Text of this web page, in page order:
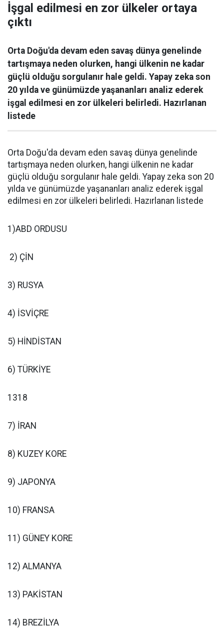
İşgal edilmesi en zor ülkeler ortaya
çıktı
Orta Doğu'da devam eden savaş dünya genelinde
tartışmaya neden olurken, hangi ülkenin ne kadar
güçlü olduğu sorgulanır hale geldi. Yapay zeka son
20 yılda ve günümüzde yaşananları analiz ederek
işgal edilmesi en zor ülkeleri belirledi. Hazırlanan
listede
Orta Doğu'da devam eden savaş dünya genelinde
tartışmaya neden olurken, hangi ülkenin ne kadar
güçlü olduğu sorgulanır hale geldi. Yapay zeka son 20
yılda ve günümüzde yaşananları analiz ederek işgal
edilmesi en zor ülkeleri belirledi. Hazırlanan listede
1)ABD ORDUSU
2) ÇİN
3) RUSYA
4) İSVİÇRE
5) HİNDİSTAN
6) TÜRKİYE
1318
7) İRAN
8) KUZEY KORE
9) JAPONYA
10) FRANSA
11) GÜNEY KORE
12) ALMANYA
13) PAKİSTAN
14) BREZİLYA